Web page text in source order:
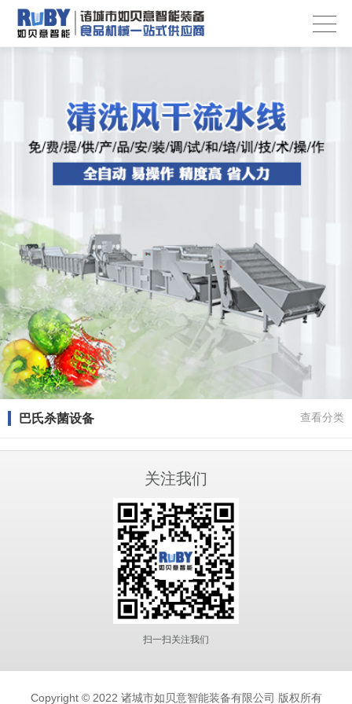
巴氏杀菌设备 查看分类
关注我们
扫一扫关注我们
Copyright © 2022 诸城市如贝意智能装备有限公司 版权所有